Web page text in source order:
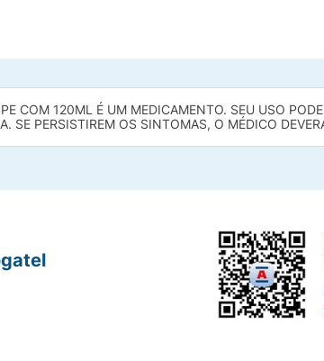
COM 120ML É UM MEDICAMENTO. SEU USO
SE PERSISTIREM OS SINTOMAS, O MÉDICO